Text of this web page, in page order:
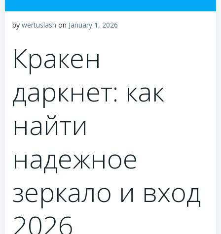
by wertuslash on January 1, 2026
Кракен
даркнет: как
найти
надежное
зеркало и вход
2026